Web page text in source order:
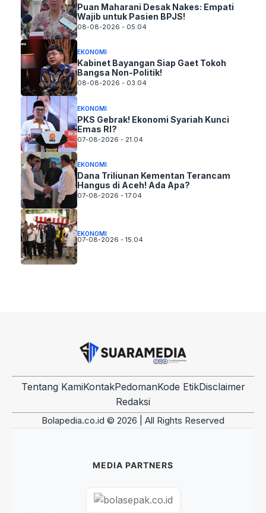
Puan Maharani Desak Nakes: Empati
Wajib untuk Pasien BPJS!
08-08-2026 - 05.04
EKONOMI
Kabinet Bayangan Siap Gaet Tokoh
Bangsa Non-Politik!
08-08-2026 - 03.04
EKONOMI
PKS Gebrak! Ekonomi Syariah Kunci
Emas RI?
07-08-2026 - 21.04
EKONOMI
Dana Triliunan Kementan Terancam
Hangus di Aceh! Ada Apa?
07-08-2026 - 17.04
EKONOMI
07-08-2026 - 15.04
Tentang KamiKontakPedomanKode EtikDisclaimer
Redaksi
Bolapedia.co.id © 2026 | All Rights Reserved
MEDIA PARTNERS